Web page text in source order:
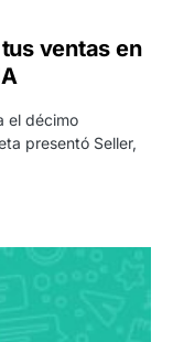
tus ventas en
el décimo
presentó Seller,